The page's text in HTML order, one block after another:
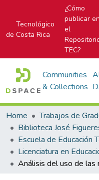
Tecnológico
de Costa Rica
¿Cómo
publicar en
el
TEC?
Communities
& Collections
Home
Trabajos de